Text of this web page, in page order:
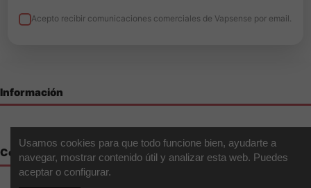
Acepto recibir comunicaciones comerciales de Vapsense por email.
Información
Contáctenos
Usamos cookies para que todo funcione bien, ayudarte a
navegar, mostrar contenido útil y analizar esta web. Puedes
aceptar o configurar.